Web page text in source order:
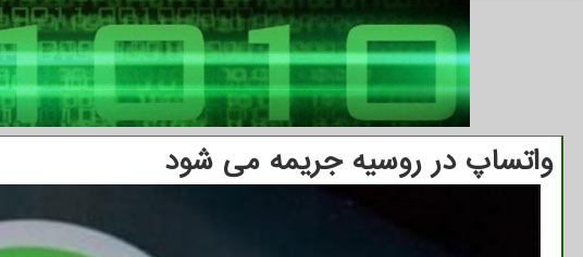
واتساپ در روسیه جریمه می شود